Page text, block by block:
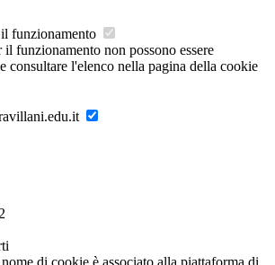
funzionamento
il funzionamento non possono essere
consultare l'elenco nella pagina della cookie